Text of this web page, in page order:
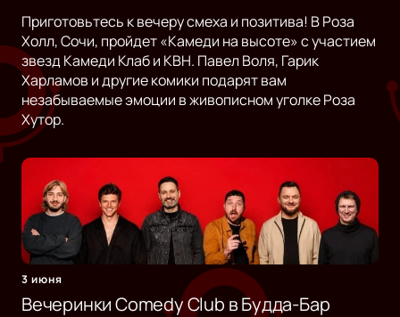
Приготовьтесь к вечеру смеха и позитива! В Роза
Холл, Сочи, пройдет «Камеди на высоте» с участием
звезд Камеди Клаб и КВН. Павел Воля, Гарик
Харламов и другие комики подарят вам
незабываемые эмоции в живописном уголке Роза
Хутор.
3 июня
Вечеринки Comedy Club в Будда-Бар